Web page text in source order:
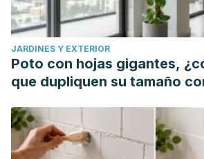
JARDINES Y EXTERIOR
Poto con hojas gigantes,
que dupliquen su tamaño